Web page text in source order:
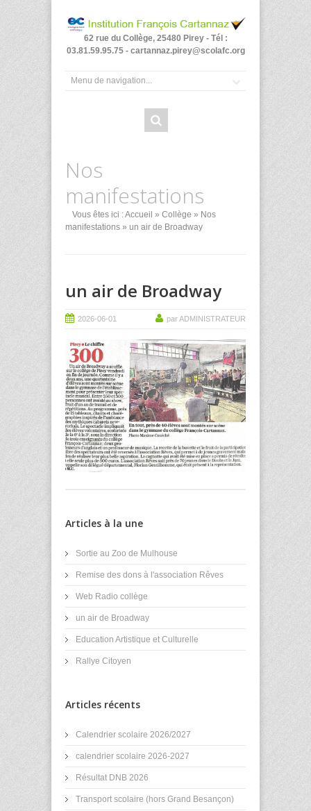
62 rue du Collège, 25480 Pirey - Tél :
03.81.59.95.75 - cartannaz.pirey@scolafc.org
Nos
manifestations
Vous êtes ici :Accueil » Collège » Nos
manifestations » un air de Broadway
un air de Broadway
2026-06-01 par ADMINISTRATEUR
Articles à la une
Sortie au Zoo de Mulhouse
Remise des dons à l'association Rêves
Web Radio collège
un air de Broadway
Education Artistique et Culturelle
Rallye Citoyen
Articles récents
Calendrier scolaire 2026/2027
calendrier scolaire 2026-2027
Résultat DNB 2026
Transport scolaire (hors Grand Besançon)